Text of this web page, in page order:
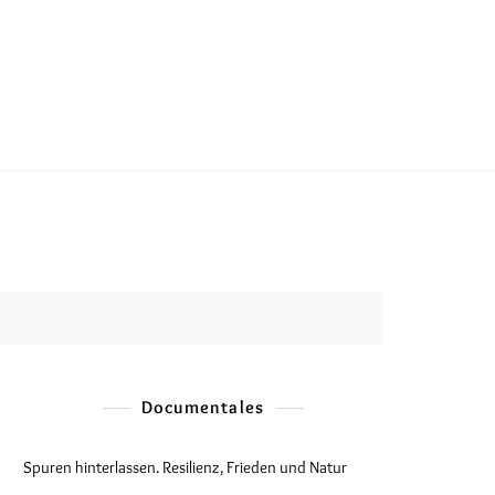
Documentales
Spuren hinterlassen. Resilienz, Frieden und Natur